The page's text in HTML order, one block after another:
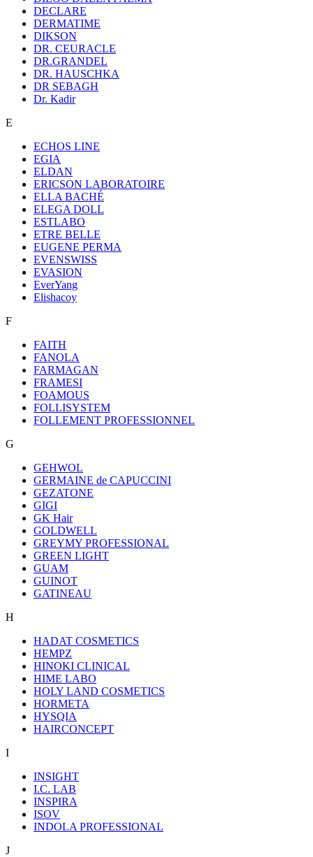
DECLARE
DERMATIME
DIKSON
DR. CEURACLE
DR.GRANDEL
DR. HAUSCHKA
DR SEBAGH
Dr. Kadir
E
ECHOS LINE
EGIA
ELDAN
ERICSON LABORATOIRE
ELLA BACHÉ
ELEGA DOLL
ESTLABO
ETRE BELLE
EUGENE PERMA
EVENSWISS
EVASION
EverYang
Elishacoy
F
FAITH
FANOLA
FARMAGAN
FRAMESI
FOAMOUS
FOLLISYSTEM
FOLLEMENT PROFESSIONNEL
G
GEHWOL
GERMAINE de CAPUCCINI
GEZATONE
GIGI
GK Hair
GOLDWELL
GREYMY PROFESSIONAL
GREEN LIGHT
GUAM
GUINOT
GATINEAU
H
HADAT COSMETICS
HEMPZ
HINOKI CLINICAL
HIME LABO
HOLY LAND COSMETICS
HORMETA
HYSQIA
HAIRCONCEPT
I
INSIGHT
I.C. LAB
INSPIRA
ISOV
INDOLA PROFESSIONAL
J